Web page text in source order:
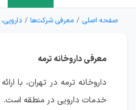
صفحه اصلی معرفی شرکت‌ها
معرفی داروخانه ترمه
داروخانه ترمه در تهران، با
خدمات دارویی در منطقه است.